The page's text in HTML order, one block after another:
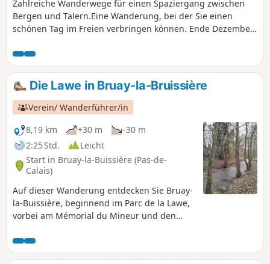
Zahlreiche Wanderwege für einen Spaziergang zwischen
Bergen und Tälern.Eine Wanderung, bei der Sie einen
schönen Tag im Freien verbringen können. Ende Dezember
schwierig und besonders rutschig (sogar auf den flachen
Abschnitten!), sowohl auf der normalen Route als auch auf
der Variante. Unter diesen Bedingungen kann die
Wanderung als sehr schwierig eingestuft werden.
Die Lawe in Bruay-la-Bruissière
Verein/ Wanderführer/in
8,19 km
+30 m
-30 m
2:25 Std.
Leicht
Start in Bruay-la-Buissière (Pas-de-
Calais)
Auf dieser Wanderung entdecken Sie Bruay-
la-Buissière, beginnend im Parc de la Lawe,
vorbei am Mémorial du Mineur und den
ihren Namen der Fusion von Bruay-en-Artois
und La Buissière, die 1987 stattfand.